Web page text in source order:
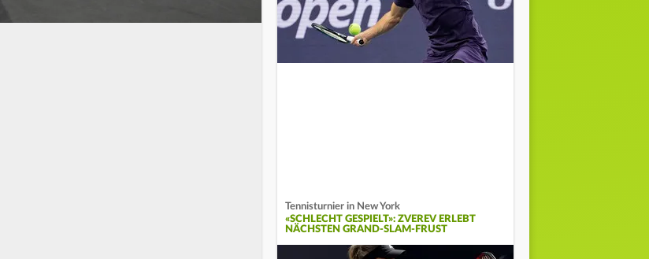
Tennisturnier in New York
«SCHLECHT GESPIELT»: ZVEREV ERLEBT
NÄCHSTEN GRAND-SLAM-FRUST